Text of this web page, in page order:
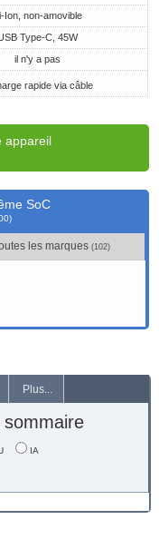
Ion, non-amovible
Type-C, 45W
il n'y a pas
rapide via câble
appareil
SoC
les marques (102)
Plus...
IA